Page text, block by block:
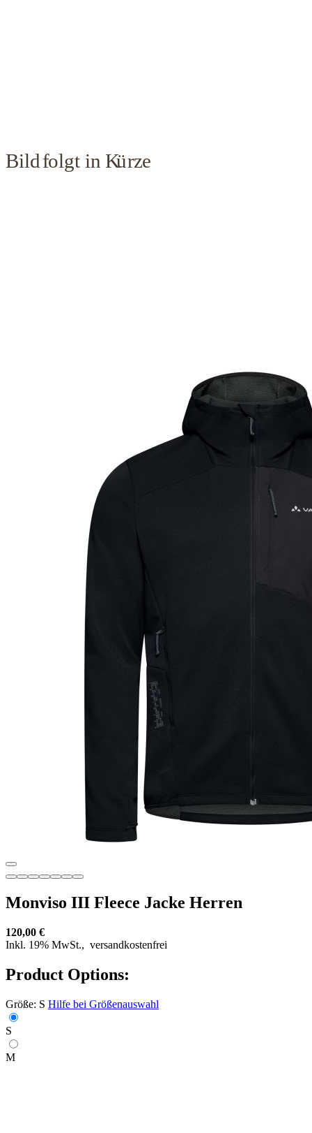
Monviso III Fleece Jacke Herren
120,00 €
Inkl. 19% MwSt., versandkostenfrei
Product Options:
Größe: S Hilfe bei Größenauswahl
S
M